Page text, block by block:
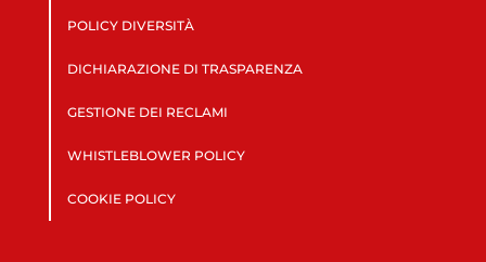
POLICY DIVERSITÀ
DICHIARAZIONE DI TRASPARENZA
GESTIONE DEI RECLAMI
WHISTLEBLOWER POLICY
COOKIE POLICY